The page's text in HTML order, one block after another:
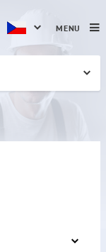
MENU